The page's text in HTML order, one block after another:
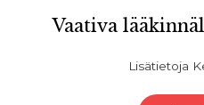
Vaativa
Lisätietoja